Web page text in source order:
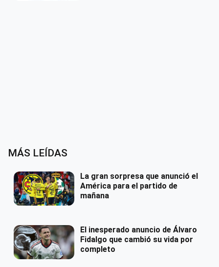
MÁS LEÍDAS
La gran sorpresa que anunció el
América para el partido de
mañana
El inesperado anuncio de Álvaro
Fidalgo que cambió su vida por
completo